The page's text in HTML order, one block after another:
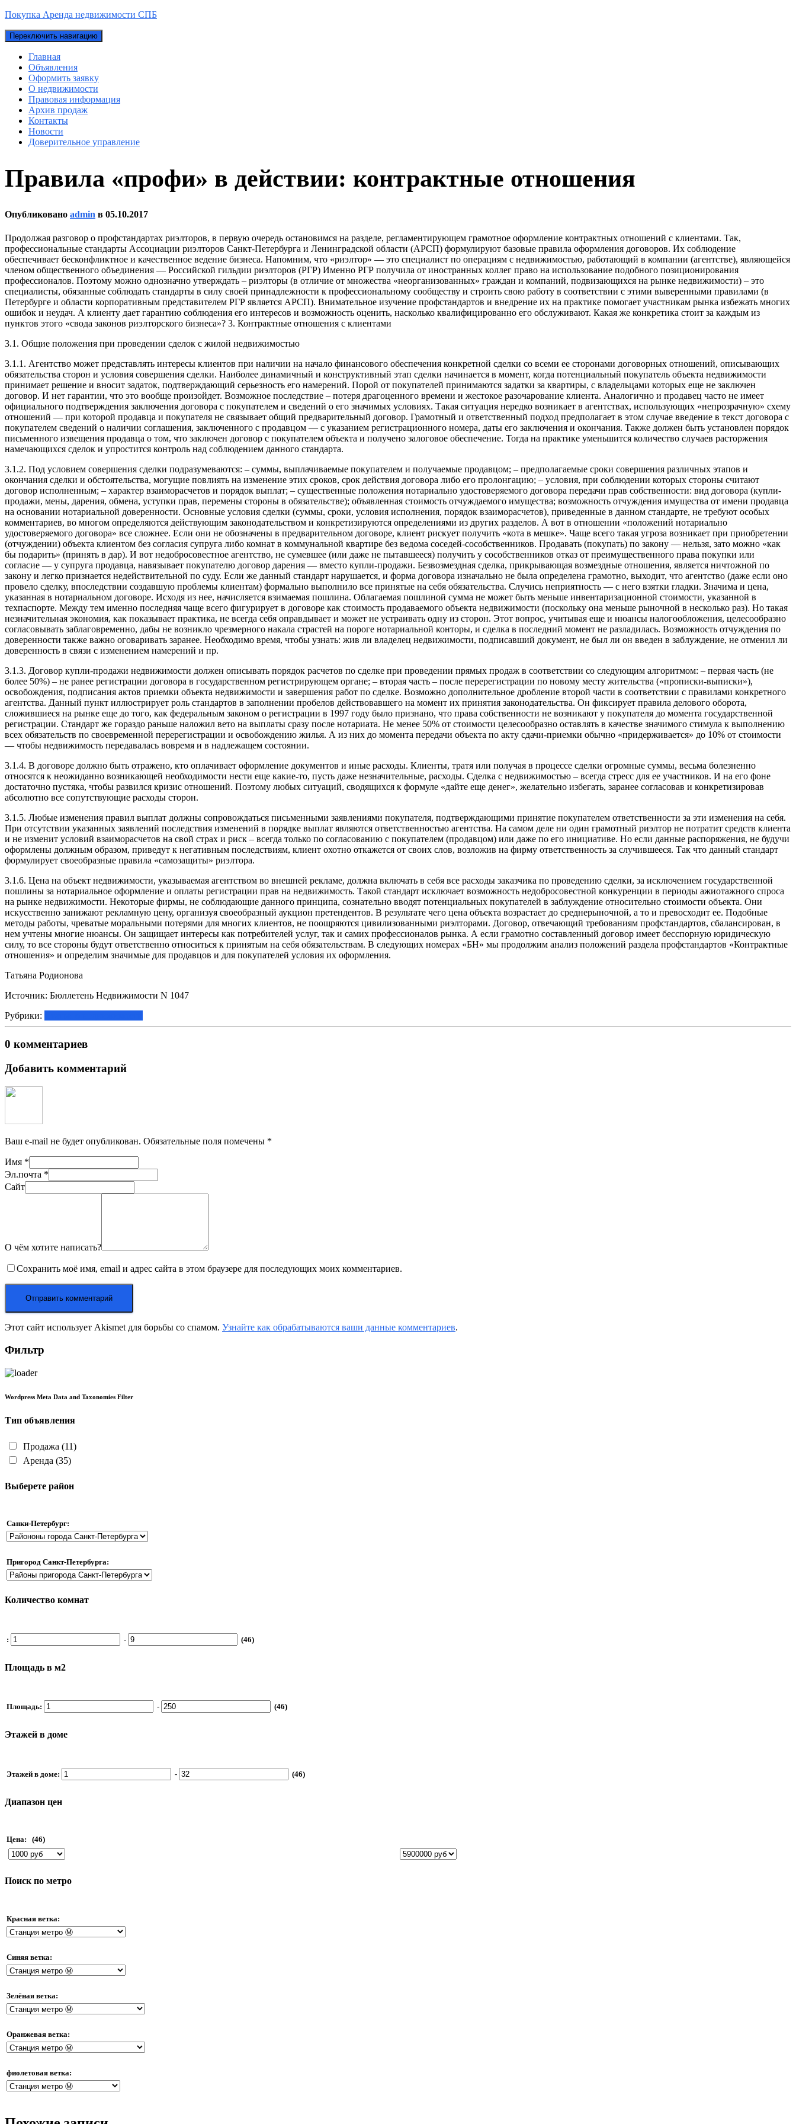
Покупка Аренда недвижимости СПБ
Переключить навигацию
Главная
Объявления
Оформить заявку
О недвижимости
Правовая информация
Архив продаж
Контакты
Новости
Доверительное управление
Правила «профи» в действии: контрактные отношения
Опубликовано admin в 05.10.2017
Продолжая разговор о профстандартах риэлторов, в первую очередь остановимся на разделе, регламентирующем грамотное оформление контрактных отношений с клиентами. Так,
профессиональные стандарты Ассоциации риэлторов Санкт-Петербурга и Ленинградской области (АРСП) формулируют базовые правила оформления договоров. Их соблюдение
обеспечивает бесконфликтное и качественное ведение бизнеса. Напомним, что «риэлтор» — это специалист по операциям с недвижимостью, работающий в компании (агентстве), являющейся
членом общественного объединения — Российской гильдии риэлторов (РГР) Именно РГР получила от иностранных коллег право на использование подобного позиционирования
профессионалов. Поэтому можно однозначно утверждать – риэлторы (в отличие от множества «неорганизованных» граждан и компаний, подвизающихся на рынке недвижимости) – это
специалисты, обязанные соблюдать стандарты в силу своей принадлежности к профессиональному сообществу и строить свою работу в соответствии с этими выверенными правилами (в
Петербурге и области корпоративным представителем РГР является АРСП). Внимательное изучение профстандартов и внедрение их на практике помогает участникам рынка избежать многих
ошибок и неудач. А клиенту дает гарантию соблюдения его интересов и возможность оценить, насколько квалифицированно его обслуживают. Какая же конкретика стоит за каждым из
пунктов этого «свода законов риэлторского бизнеса»? 3. Контрактные отношения с клиентами
3.1. Общие положения при проведении сделок с жилой недвижимостью
3.1.1. Агентство может представлять интересы клиентов при наличии на начало финансового обеспечения конкретной сделки со всеми ее сторонами договорных отношений, описывающих
обязательства сторон и условия совершения сделки. Наиболее динамичный и конструктивный этап сделки начинается в момент, когда потенциальный покупатель объекта недвижимости
принимает решение и вносит задаток, подтверждающий серьезность его намерений. Порой от покупателей принимаются задатки за квартиры, с владельцами которых еще не заключен
договор. И нет гарантии, что это вообще произойдет. Возможное последствие – потеря драгоценного времени и жестокое разочарование клиента. Аналогично и продавец часто не имеет
официального подтверждения заключения договора с покупателем и сведений о его значимых условиях. Такая ситуация нередко возникает в агентствах, использующих «непрозрачную» схему
отношений — при которой продавца и покупателя не связывает общий предварительный договор. Грамотный и ответственный подход предполагает в этом случае введение в текст договора с
покупателем сведений о наличии соглашения, заключенного с продавцом — с указанием регистрационного номера, даты его заключения и окончания. Также должен быть установлен порядок
письменного извещения продавца о том, что заключен договор с покупателем объекта и получено залоговое обеспечение. Тогда на практике уменьшится количество случаев расторжения
намечающихся сделок и упростится контроль над соблюдением данного стандарта.
3.1.2. Под условием совершения сделки подразумеваются: – суммы, выплачиваемые покупателем и получаемые продавцом; – предполагаемые сроки совершения различных этапов и
окончания сделки и обстоятельства, могущие повлиять на изменение этих сроков, срок действия договора либо его пролонгацию; – условия, при соблюдении которых стороны считают
договор исполненным; – характер взаиморасчетов и порядок выплат; – существенные положения нотариально удостоверяемого договора передачи прав собственности: вид договора (купли-
продажи, мены, дарения, обмена, уступки прав, перемены стороны в обязательстве); объявленная стоимость отчуждаемого имущества; возможность отчуждения имущества от имени продавца
на основании нотариальной доверенности. Основные условия сделки (суммы, сроки, условия исполнения, порядок взаиморасчетов), приведенные в данном стандарте, не требуют особых
комментариев, во многом определяются действующим законодательством и конкретизируются определениями из других разделов. А вот в отношении «положений нотариально
удостоверяемого договора» все сложнее. Если они не обозначены в предварительном договоре, клиент рискует получить «кота в мешке». Чаще всего такая угроза возникает при приобретении
(отчуждении) объекта клиентом без согласия супруга либо комнат в коммунальной квартире без ведома соседей-сособственников. Продавать (покупать) по закону — нельзя, зато можно «как
бы подарить» (принять в дар). И вот недобросовестное агентство, не сумевшее (или даже не пытавшееся) получить у сособственников отказ от преимущественного права покупки или
согласие — у супруга продавца, навязывает покупателю договор дарения — вместо купли-продажи. Безвозмездная сделка, прикрывающая возмездные отношения, является ничтожной по
закону и легко признается недействительной по суду. Если же данный стандарт нарушается, и форма договора изначально не была определена грамотно, выходит, что агентство (даже если оно
провело сделку, впоследствии создавшую проблемы клиентам) формально выполнило все принятые на себя обязательства. Случись неприятность — с него взятки гладки. Значима и цена,
указанная в нотариальном договоре. Исходя из нее, начисляется взимаемая пошлина. Облагаемая пошлиной сумма не может быть меньше инвентаризационной стоимости, указанной в
техпаспорте. Между тем именно последняя чаще всего фигурирует в договоре как стоимость продаваемого объекта недвижимости (поскольку она меньше рыночной в несколько раз). Но такая
незначительная экономия, как показывает практика, не всегда себя оправдывает и может не устраивать одну из сторон. Этот вопрос, учитывая еще и нюансы налогообложения, целесообразно
согласовывать заблаговременно, дабы не возникло чрезмерного накала страстей на пороге нотариальной конторы, и сделка в последний момент не разладилась. Возможность отчуждения по
доверенности также важно оговаривать заранее. Необходимо время, чтобы узнать: жив ли владелец недвижимости, подписавший документ, не был ли он введен в заблуждение, не отменил ли
доверенность в связи с изменением намерений и пр.
3.1.3. Договор купли-продажи недвижимости должен описывать порядок расчетов по сделке при проведении прямых продаж в соответствии со следующим алгоритмом: – первая часть (не
более 50%) – не ранее регистрации договора в государственном регистрирующем органе; – вторая часть – после перерегистрации по новому месту жительства («прописки-выписки»),
освобождения, подписания актов приемки объекта недвижимости и завершения работ по сделке. Возможно дополнительное дробление второй части в соответствии с правилами конкретного
агентства. Данный пункт иллюстрирует роль стандартов в заполнении пробелов действовавшего на момент их принятия законодательства. Он фиксирует правила делового оборота,
сложившиеся на рынке еще до того, как федеральным законом о регистрации в 1997 году было признано, что права собственности не возникают у покупателя до момента государственной
регистрации. Стандарт же гораздо раньше наложил вето на выплаты сразу после нотариата. Не менее 50% от стоимости целесообразно оставлять в качестве значимого стимула к выполнению
всех обязательств по своевременной перерегистрации и освобождению жилья. А из них до момента передачи объекта по акту сдачи-приемки обычно «придерживается» до 10% от стоимости
— чтобы недвижимость передавалась вовремя и в надлежащем состоянии.
3.1.4. В договоре должно быть отражено, кто оплачивает оформление документов и иные расходы. Клиенты, тратя или получая в процессе сделки огромные суммы, весьма болезненно
относятся к неожиданно возникающей необходимости нести еще какие-то, пусть даже незначительные, расходы. Сделка с недвижимостью – всегда стресс для ее участников. И на его фоне
достаточно пустяка, чтобы развился кризис отношений. Поэтому любых ситуаций, сводящихся к формуле «дайте еще денег», желательно избегать, заранее согласовав и конкретизировав
абсолютно все сопутствующие расходы сторон.
3.1.5. Любые изменения правил выплат должны сопровождаться письменными заявлениями покупателя, подтверждающими принятие покупателем ответственности за эти изменения на себя.
При отсутствии указанных заявлений последствия изменений в порядке выплат являются ответственностью агентства. На самом деле ни один грамотный риэлтор не потратит средств клиента
и не изменит условий взаиморасчетов на свой страх и риск – всегда только по согласованию с покупателем (продавцом) или даже по его инициативе. Но если данные распоряжения, не будучи
оформлены должным образом, приведут к негативным последствиям, клиент охотно откажется от своих слов, возложив на фирму ответственность за случившееся. Так что данный стандарт
формулирует своеобразные правила «самозащиты» риэлтора.
3.1.6. Цена на объект недвижимости, указываемая агентством во внешней рекламе, должна включать в себя все расходы заказчика по проведению сделки, за исключением государственной
пошлины за нотариальное оформление и оплаты регистрации прав на недвижимость. Такой стандарт исключает возможность недобросовестной конкуренции в периоды ажиотажного спроса
на рынке недвижимости. Некоторые фирмы, не соблюдающие данного принципа, сознательно вводят потенциальных покупателей в заблуждение относительно стоимости объекта. Они
искусственно занижают рекламную цену, организуя своеобразный аукцион претендентов. В результате чего цена объекта возрастает до среднерыночной, а то и превосходит ее. Подобные
методы работы, чреватые моральными потерями для многих клиентов, не поощряются цивилизованными риэлторами. Договор, отвечающий требованиям профстандартов, сбалансирован, в
нем учтены многие нюансы. Он защищает интересы как потребителей услуг, так и самих профессионалов рынка. А если грамотно составленный договор имеет бесспорную юридическую
силу, то все стороны будут ответственно относиться к принятым на себя обязательствам. В следующих номерах «БН» мы продолжим анализ положений раздела профстандартов «Контрактные
отношения» и определим значимые для продавцов и для покупателей условия их оформления.
Татьяна Родионова
Источник: Бюллетень Недвижимости N 1047
Рубрики:
0 комментариев
Добавить комментарий
Ваш e-mail не будет опубликован. Обязательные поля помечены *
Имя *
Эл.почта *
Сайт
О чём хотите написать?
Сохранить моё имя, email и адрес сайта в этом браузере для последующих моих комментариев.
Этот сайт использует Akismet для борьбы со спамом. Узнайте как обрабатываются ваши данные комментариев.
Фильтр
Wordpress Meta Data and Taxonomies Filter
Тип объявления
Продажа (11)
Аренда (35)
Выберете район
Санки-Петербург:
Пригород Санкт-Петербурга:
Количество комнат
: - (46)
Площадь в м2
Площадь: - (46)
Этажей в доме
Этажей в доме: - (46)
Диапазон цен
Цена: (46)
Поиск по метро
Красная ветка:
Синяя ветка:
Зелёная ветка:
Оранжевая ветка:
фиолетовая ветка: